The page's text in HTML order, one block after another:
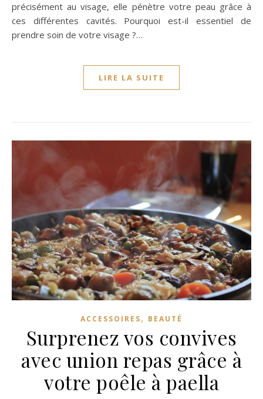
précisément au visage, elle pénètre votre peau grâce à
ces différentes cavités. Pourquoi est-il essentiel de
prendre soin de votre visage ?…
LIRE LA SUITE
ACCESSOIRES, BEAUTÉ
Surprenez vos convives
avec union repas grâce à
votre poêle à paella